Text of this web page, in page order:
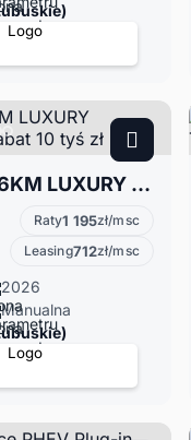
BAIC Beijing 3 1.5 136KM LUXURY *dostępne inne kolory* Rabat 10 tyś zł
Raty1 195zł/msc
Leasing712zł/msc
2026
Manualna